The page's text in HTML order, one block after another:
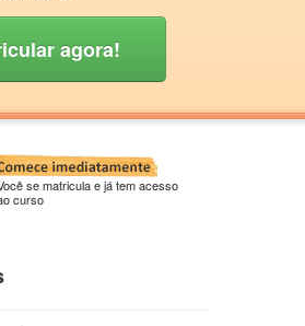
agora!
se matricula e já tem acesso
curso